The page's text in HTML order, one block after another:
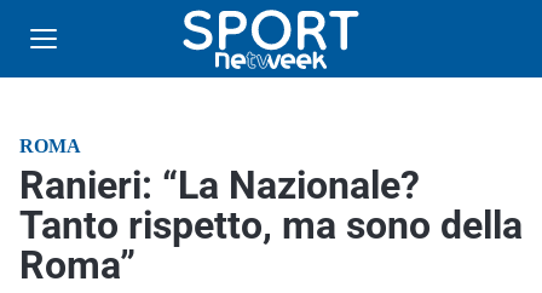
ROMA
Ranieri: “La Nazionale?
Tanto rispetto, ma sono della
Roma”